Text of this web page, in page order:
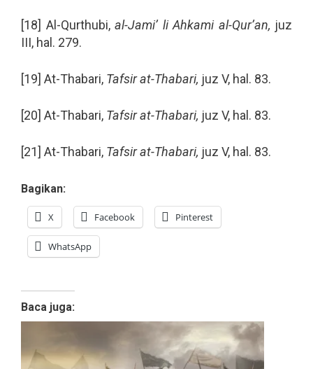
[18] Al-Qurthubi, al-Jami’ li Ahkami al-Qur’an, juz
III, hal. 279.
[19] At-Thabari, Tafsir at-Thabari, juz V, hal. 83.
[20] At-Thabari, Tafsir at-Thabari, juz V, hal. 83.
[21] At-Thabari, Tafsir at-Thabari, juz V, hal. 83.
Bagikan:
X Facebook Pinterest
WhatsApp
Baca juga: